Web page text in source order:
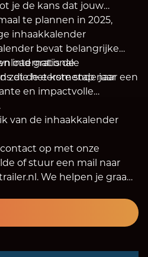
je de kans dat jouw
te plannen in 2025,
inhaakkalender
bevat belangrijke
internationale
die het komende jaar
gratis de
zet de eerste stap naar een
en impactvolle
van de inhaakkalender
op met onze
of stuur een mail naar
We helpen je graag
te beantwoorden!